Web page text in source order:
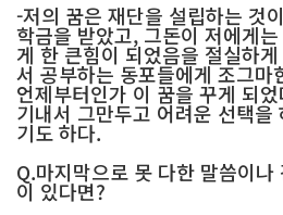
-저의 꿈은 재단을 설립하는 것
학금을 받았고, 그돈이 저에게
게 한 큰힘이 되었음을 절실하
서 공부하는 동포들에게 조그마
언제부터인가 이 꿈을 꾸게 되
기내서 그만두고 어려운 선택
기도 하다.
Q.마지막으로 못 다한 말씀이
이 있다면?